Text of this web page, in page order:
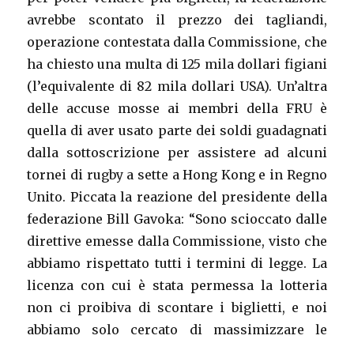
avrebbe scontato il prezzo dei tagliandi,
operazione contestata dalla Commissione, che
ha chiesto una multa di 125 mila dollari figiani
(l’equivalente di 82 mila dollari USA). Un’altra
delle accuse mosse ai membri della FRU è
quella di aver usato parte dei soldi guadagnati
dalla sottoscrizione per assistere ad alcuni
tornei di rugby a sette a Hong Kong e in Regno
Unito. Piccata la reazione del presidente della
federazione Bill Gavoka: “Sono scioccato dalle
direttive emesse dalla Commissione, visto che
abbiamo rispettato tutti i termini di legge. La
licenza con cui è stata permessa la lotteria
non ci proibiva di scontare i biglietti, e noi
abbiamo solo cercato di massimizzare le